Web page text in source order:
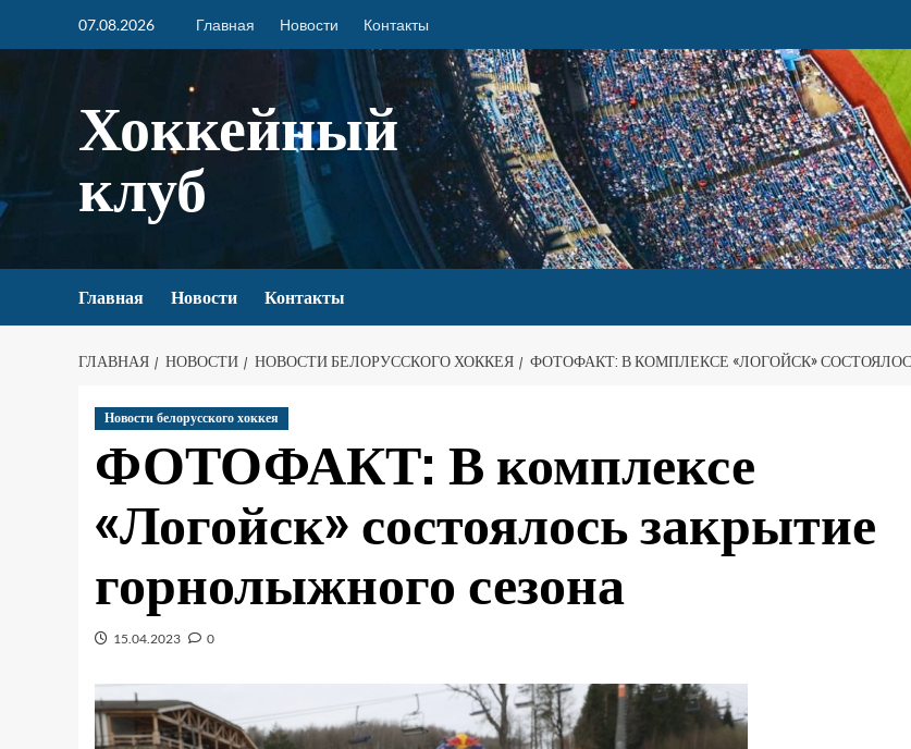
07.08.2026 Главная Новости Контакты
Хоккейный
клуб
Главная Новости Контакты
ГЛАВНАЯ НОВОСТИ НОВОСТИ БЕЛОРУССКОГО ХОККЕЯ ФОТОФАКТ: В КОМПЛЕКСЕ «ЛОГОЙСК»
Новости белорусского хоккея
ФОТОФАКТ: В комплексе
«Логойск» состоялось закрытие
горнолыжного сезона
15.04.2023 0